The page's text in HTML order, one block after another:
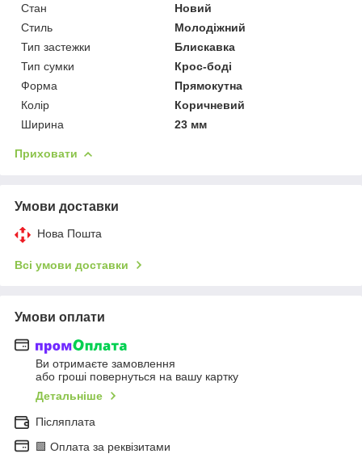
Стан
Новий
Стиль
Молодіжний
Тип застежки
Блискавка
Тип сумки
Крос-боді
Форма
Прямокутна
Колір
Коричневий
Ширина
23 мм
Приховати
Умови доставки
Нова Пошта
Всі умови доставки
Умови оплати
Ви отримаєте замовлення
або гроші повернуться на вашу картку
Детальніше
Післяплата
🟩 Оплата за реквізитами